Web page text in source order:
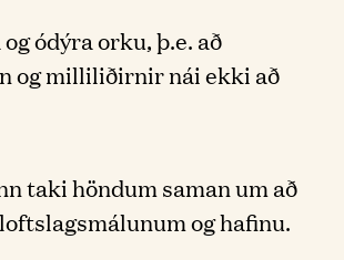
ódýra orku, þ.e. að
og milliliðirnir nái ekki að
taki höndum saman um að
og hafinu.